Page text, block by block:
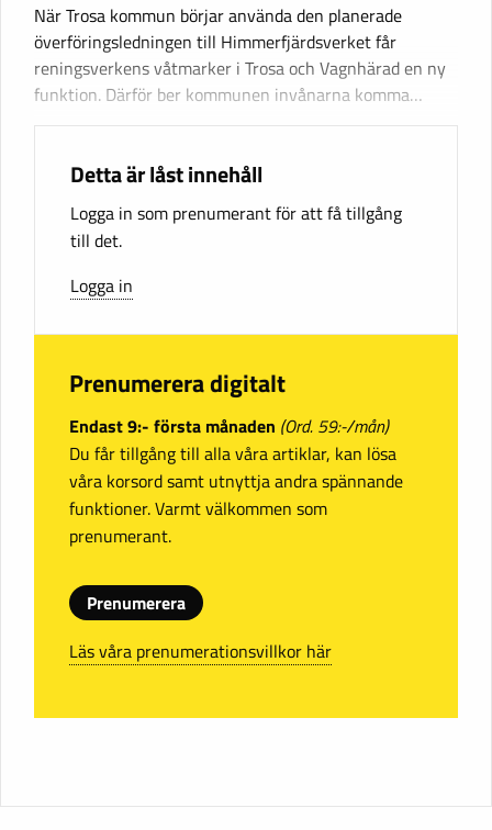
När Trosa kommun börjar använda den planerade
överföringsledningen till Himmerfjärdsverket får
reningsverkens våtmarker i Trosa och Vagnhärad en ny
funktion. Därför ber kommunen invånarna komma…
Detta är låst innehåll
Logga in som prenumerant för att få tillgång
till det.
Logga in
Prenumerera digitalt
Endast 9:- första månaden (Ord. 59:-/mån)
Du får tillgång till alla våra artiklar, kan lösa
våra korsord samt utnyttja andra spännande
funktioner. Varmt välkommen som
prenumerant.
Prenumerera
Läs våra prenumerationsvillkor här